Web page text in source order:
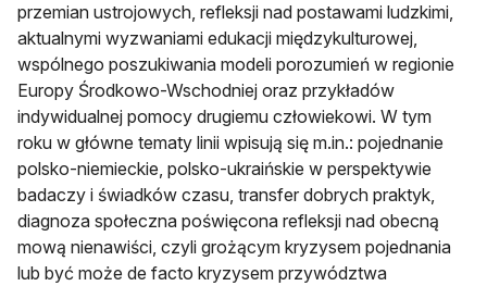
przemian ustrojowych, refleksji nad postawami ludzkimi,
aktualnymi wyzwaniami edukacji międzykulturowej,
wspólnego poszukiwania modeli porozumień w regionie
Europy Środkowo-Wschodniej oraz przykładów
indywidualnej pomocy drugiemu człowiekowi. W tym
roku w główne tematy linii wpisują się m.in.: pojednanie
polsko-niemieckie, polsko-ukraińskie w perspektywie
badaczy i świadków czasu, transfer dobrych praktyk,
diagnoza społeczna poświęcona refleksji nad obecną
mową nienawiści, czyli grożącym kryzysem pojednania
lub być może de facto kryzysem przywództwa